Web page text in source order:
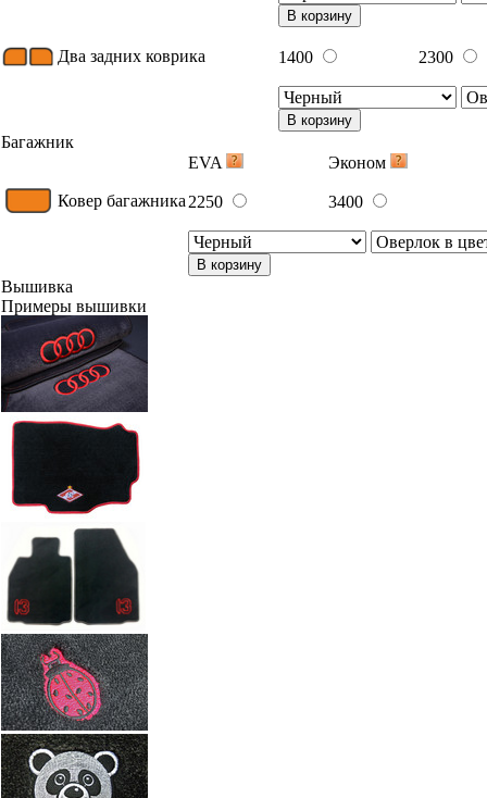
В корзину
Два задних коврика 1400 2300
В корзину
Багажник
EVA
Эконом
Ковер багажника 2250 3400
В корзину
Вышивка
Примеры вышивки